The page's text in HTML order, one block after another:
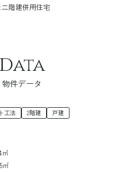
階建併用住宅
Data
物件データ
工法 2階建 戸建